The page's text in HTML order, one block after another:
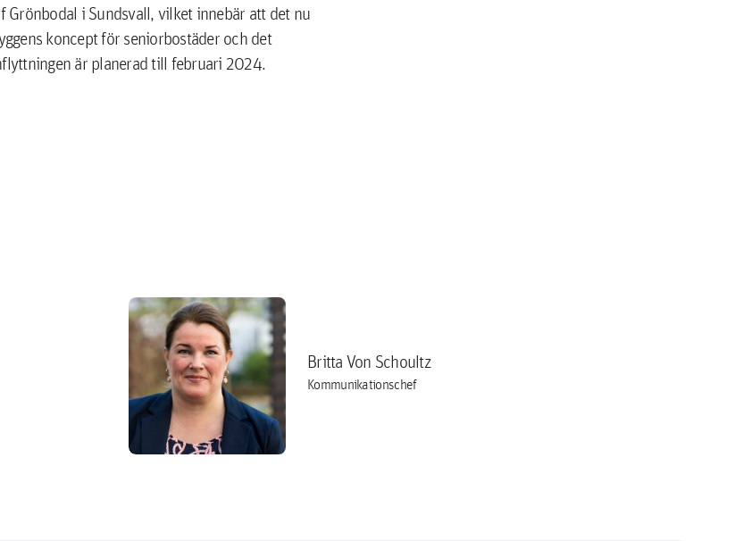
Grönbodal i Sundsvall, vilket innebär att det nu
koncept för seniorbostäder och det
är planerad till februari 2024.
Britta Von Schoultz
Kommunikationschef